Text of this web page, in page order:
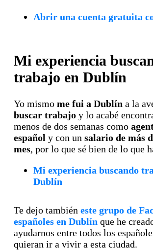
Abrir una cuenta gratuita
Mi experiencia
trabajo en Dublín
Yo mismo me fui a Dublín a la
buscar trabajo y lo acabé
menos de dos semanas como
español y con un salario de más
mes, por lo que sé bien de lo que
Mi experiencia buscando
Dublín
Te dejo también este grupo de
españoles en Dublín que he
ayudarnos entre todos los
quieran ir a vivir a esta ciudad.